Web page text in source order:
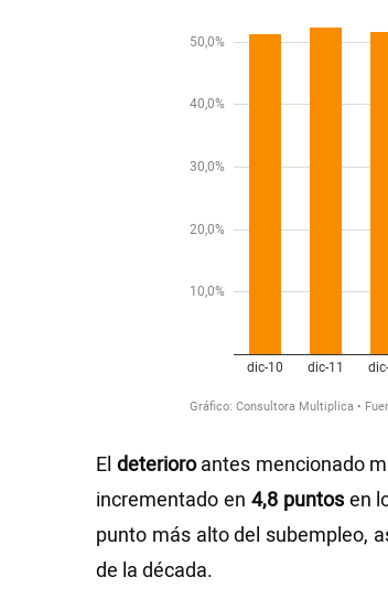
El deterioroantes mencionado
incrementado en 4,8 puntosen
punto más alto del subempleo,
de la década.